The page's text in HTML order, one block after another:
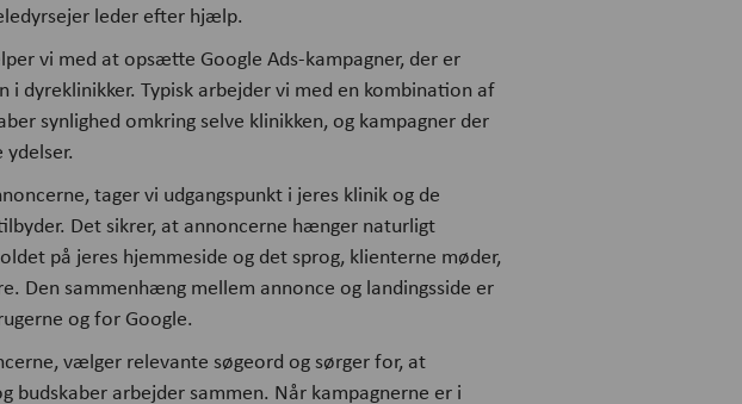
leder efter hjælp.
vi med at opsætte Google Ads-kampagner, der er
i dyreklinikker. Typisk arbejder vi med en kombination af
synlighed omkring selve klinikken, og kampagner der
tager vi udgangspunkt i jeres klinik og de
Det sikrer, at annoncerne hænger naturligt
på jeres hjemmeside og det sprog, klienterne møder,
Den sammenhæng mellem annonce og landingsside er
og for Google.
vælger relevante søgeord og sørger for, at
budskaber arbejder sammen. Når kampagnerne er i